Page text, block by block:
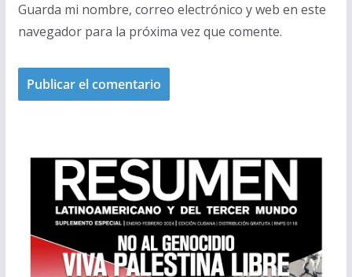
Guarda mi nombre, correo electrónico y web en este
navegador para la próxima vez que comente.